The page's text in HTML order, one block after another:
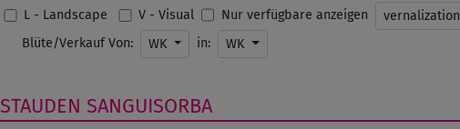
L - Landscape V - Visual Nur verfügbare anzeigen vernalization
Blüte/Verkauf Von:
WK in: WK
STAUDEN SANGUISORBA